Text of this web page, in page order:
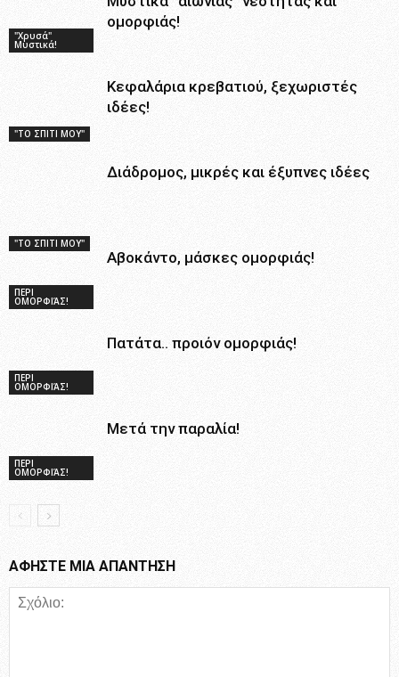
"Χρυσά"
Μυστικά!
ομορφιάς!
"ΤΟ ΣΠΙΤΙ ΜΟΥ"
Κεφαλάρια κρεβατιού, ξεχωριστές
ιδέες!
"ΤΟ ΣΠΙΤΙ ΜΟΥ"
Διάδρομος, μικρές και έξυπνες ιδέες
ΠΕΡΙ
ΟΜΟΡΦΙΆΣ!
Αβοκάντο, μάσκες ομορφιάς!
ΠΕΡΙ
ΟΜΟΡΦΙΆΣ!
Πατάτα.. προιόν ομορφιάς!
ΠΕΡΙ
ΟΜΟΡΦΙΆΣ!
Μετά την παραλία!
ΑΦΗΣΤΕ ΜΙΑ ΑΠΑΝΤΗΣΗ